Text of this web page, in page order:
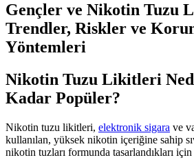
Gençler ve Nikotin Tuzu
Trendler, Riskler ve
Yöntemleri
Nikotin Tuzu Likitleri
Kadar Popüler?
Nikotin tuzu likitleri, elektronik sigara ve
kullanılan, yüksek nikotin içeriğine sahip
nikotin tuzları formunda tasarlandıkları